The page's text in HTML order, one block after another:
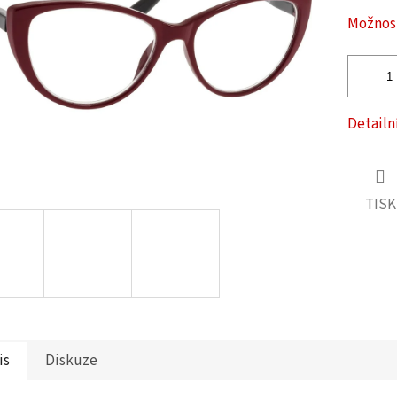
TISK
Diskuze